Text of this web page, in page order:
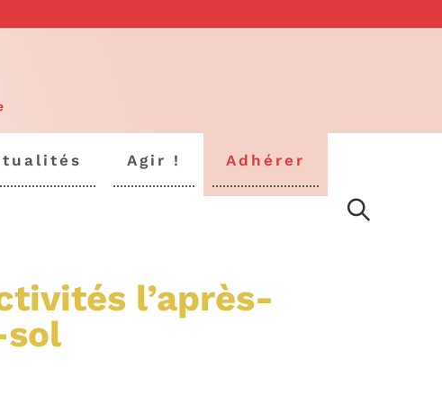
Agir ! Adhérer
l’après-
sol